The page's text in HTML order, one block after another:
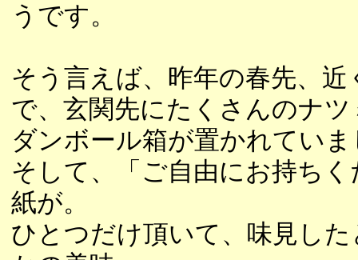
うです。
そう言えば、昨年の春先、
で、玄関先にたくさんのナ
ダンボール箱が置かれてい
そして、「ご自由にお持ち
紙が。
ひとつだけ頂いて、味見し